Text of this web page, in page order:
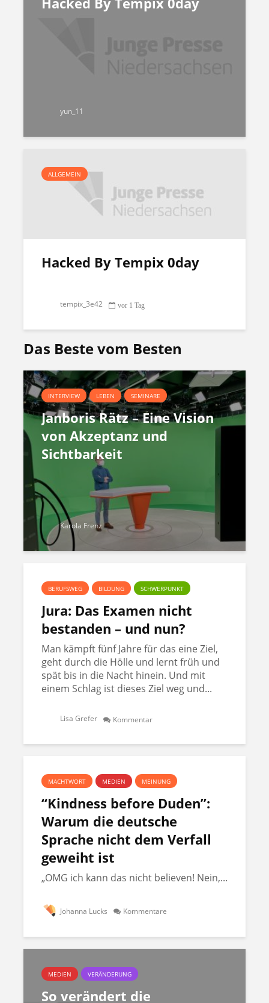
yun_11
ALLGEMEIN
Hacked By Tempix 0day
tempix_3e42 vor 1 Tag
Das Beste vom Besten
INTERVIEW LEBEN SEMINARE
Janboris Rätz – Eine Vision
von Akzeptanz und
Sichtbarkeit
Karola Frenz
BERUFSWEG BILDUNG SCHWERPUNKT
Jura: Das Examen nicht
bestanden – und nun?
Man kämpft fünf Jahre für das eine Ziel,
geht durch die Hölle und lernt früh und
spät bis in die Nacht hinein. Und mit
einem Schlag ist dieses Ziel weg und...
Lisa Grefer Kommentar
MACHTWORT MEDIEN MEINUNG
“Kindness before Duden”:
Warum die deutsche
Sprache nicht dem Verfall
geweiht ist
„OMG ich kann das nicht believen! Nein,...
Johanna Lucks Kommentare
MEDIEN VERÄNDERUNG
So verändert die